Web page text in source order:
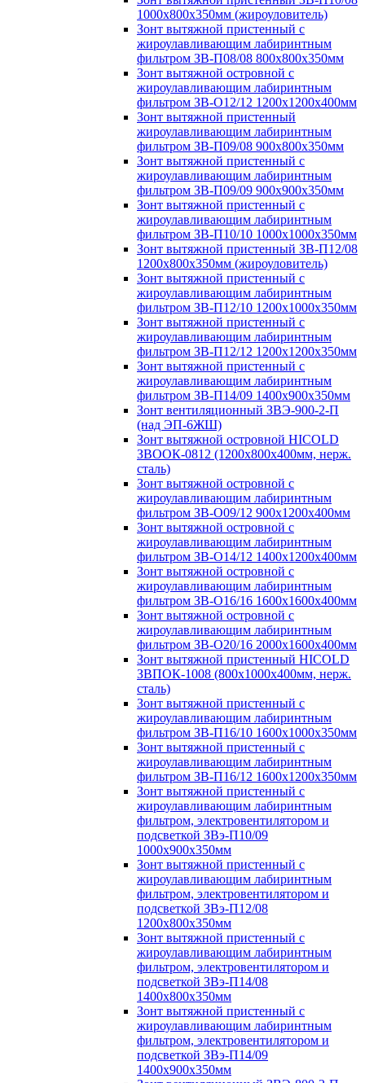
1000х800х350мм (жироуловитель)
Зонт вытяжной пристенный с
жироулавливающим лабиринтным
фильтром ЗВ-П08/08 800х800х350мм
Зонт вытяжной островной с
жироулавливающим лабиринтным
фильтром ЗВ-О12/12 1200х1200х400мм
Зонт вытяжной пристенный
жироулавливающим лабиринтным
фильтром ЗВ-П09/08 900х800х350мм
Зонт вытяжной пристенный с
жироулавливающим лабиринтным
фильтром ЗВ-П09/09 900х900х350мм
Зонт вытяжной пристенный с
жироулавливающим лабиринтным
фильтром ЗВ-П10/10 1000х1000х350мм
Зонт вытяжной пристенный ЗВ-П12/08
1200х800х350мм (жироуловитель)
Зонт вытяжной пристенный с
жироулавливающим лабиринтным
фильтром ЗВ-П12/10 1200х1000х350мм
Зонт вытяжной пристенный с
жироулавливающим лабиринтным
фильтром ЗВ-П12/12 1200х1200х350мм
Зонт вытяжной пристенный с
жироулавливающим лабиринтным
фильтром ЗВ-П14/09 1400х900х350мм
Зонт вентиляционный ЗВЭ-900-2-П
(над ЭП-6ЖШ)
Зонт вытяжной островной HICOLD
ЗВООК-0812 (1200х800x400мм, нерж.
сталь)
Зонт вытяжной островной с
жироулавливающим лабиринтным
фильтром ЗВ-О09/12 900х1200х400мм
Зонт вытяжной островной с
жироулавливающим лабиринтным
фильтром ЗВ-О14/12 1400х1200х400мм
Зонт вытяжной островной с
жироулавливающим лабиринтным
фильтром ЗВ-О16/16 1600х1600х400мм
Зонт вытяжной островной с
жироулавливающим лабиринтным
фильтром ЗВ-О20/16 2000х1600х400мм
Зонт вытяжной пристенный HICOLD
ЗВПОК-1008 (800х1000х400мм, нерж.
сталь)
Зонт вытяжной пристенный с
жироулавливающим лабиринтным
фильтром ЗВ-П16/10 1600х1000х350мм
Зонт вытяжной пристенный с
жироулавливающим лабиринтным
фильтром ЗВ-П16/12 1600х1200х350мм
Зонт вытяжной пристенный с
жироулавливающим лабиринтным
фильтром, электровентилятором и
подсветкой ЗВэ-П10/09
1000х900х350мм
Зонт вытяжной пристенный с
жироулавливающим лабиринтным
фильтром, электровентилятором и
подсветкой ЗВэ-П12/08
1200х800х350мм
Зонт вытяжной пристенный с
жироулавливающим лабиринтным
фильтром, электровентилятором и
подсветкой ЗВэ-П14/08
1400х800х350мм
Зонт вытяжной пристенный с
жироулавливающим лабиринтным
фильтром, электровентилятором и
подсветкой ЗВэ-П14/09
1400х900х350мм